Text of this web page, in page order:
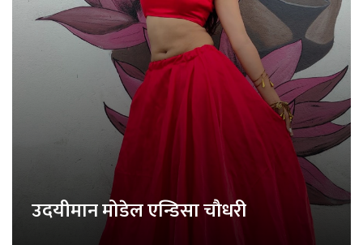
उदयीमान मोडेल एन्डिसा चौधरी